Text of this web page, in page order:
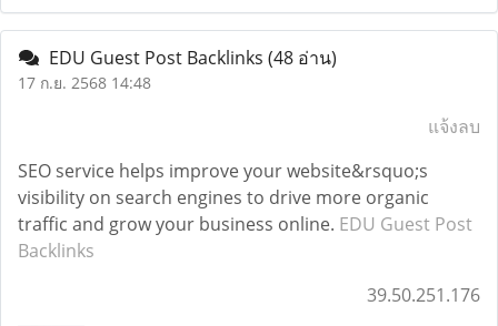
EDU Guest Post Backlinks (48 อ่าน)
17 ก.ย. 2568 14:48
แจ้งลบ
SEO service helps improve your website&rsquo;s
visibility on search engines to drive more organic
traffic and grow your business online. EDU Guest Post
Backlinks
39.50.251.176